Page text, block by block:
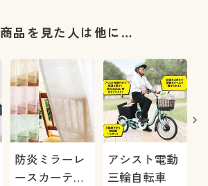
品を見た人は他に…
防炎ミラーレ
ースカーテン
アシスト電動
三輪自転車